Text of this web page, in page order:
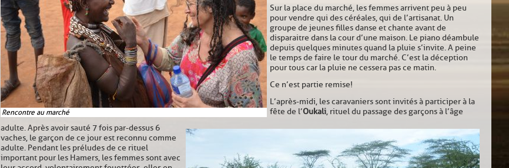
Rencontre au marché
Sur la place du marché, les femmes arrivent peu à peu
pour vendre qui des céréales, qui de l’artisanat. Un
groupe de jeunes filles danse et chante avant de
disparaitre dans la cour d’une maison. Le piano déambule
depuis quelques minutes quand la pluie s’invite. A peine
le temps de faire le tour du marché. C’est la déception
pour tous car la pluie ne cessera pas ce matin.
Ce n’est partie remise !
L’après-midi, les caravaniers sont invités à participer à la
fête de l’Oukali, rituel du passage des garçons à l’âge
adulte. Après avoir sauté 7 fois par-dessus 6
vaches, le garçon de ce jour est reconnu comme
adulte. Pendant les préludes de ce rituel
important pour les Hamers, les femmes sont avec